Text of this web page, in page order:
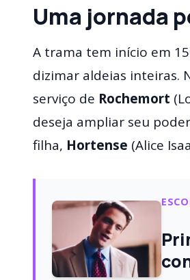
Uma jornada
A trama tem início em
dizimar aldeias inteiras.
serviço de Rochemort
deseja ampliar seu
filha, Hortense (Alice